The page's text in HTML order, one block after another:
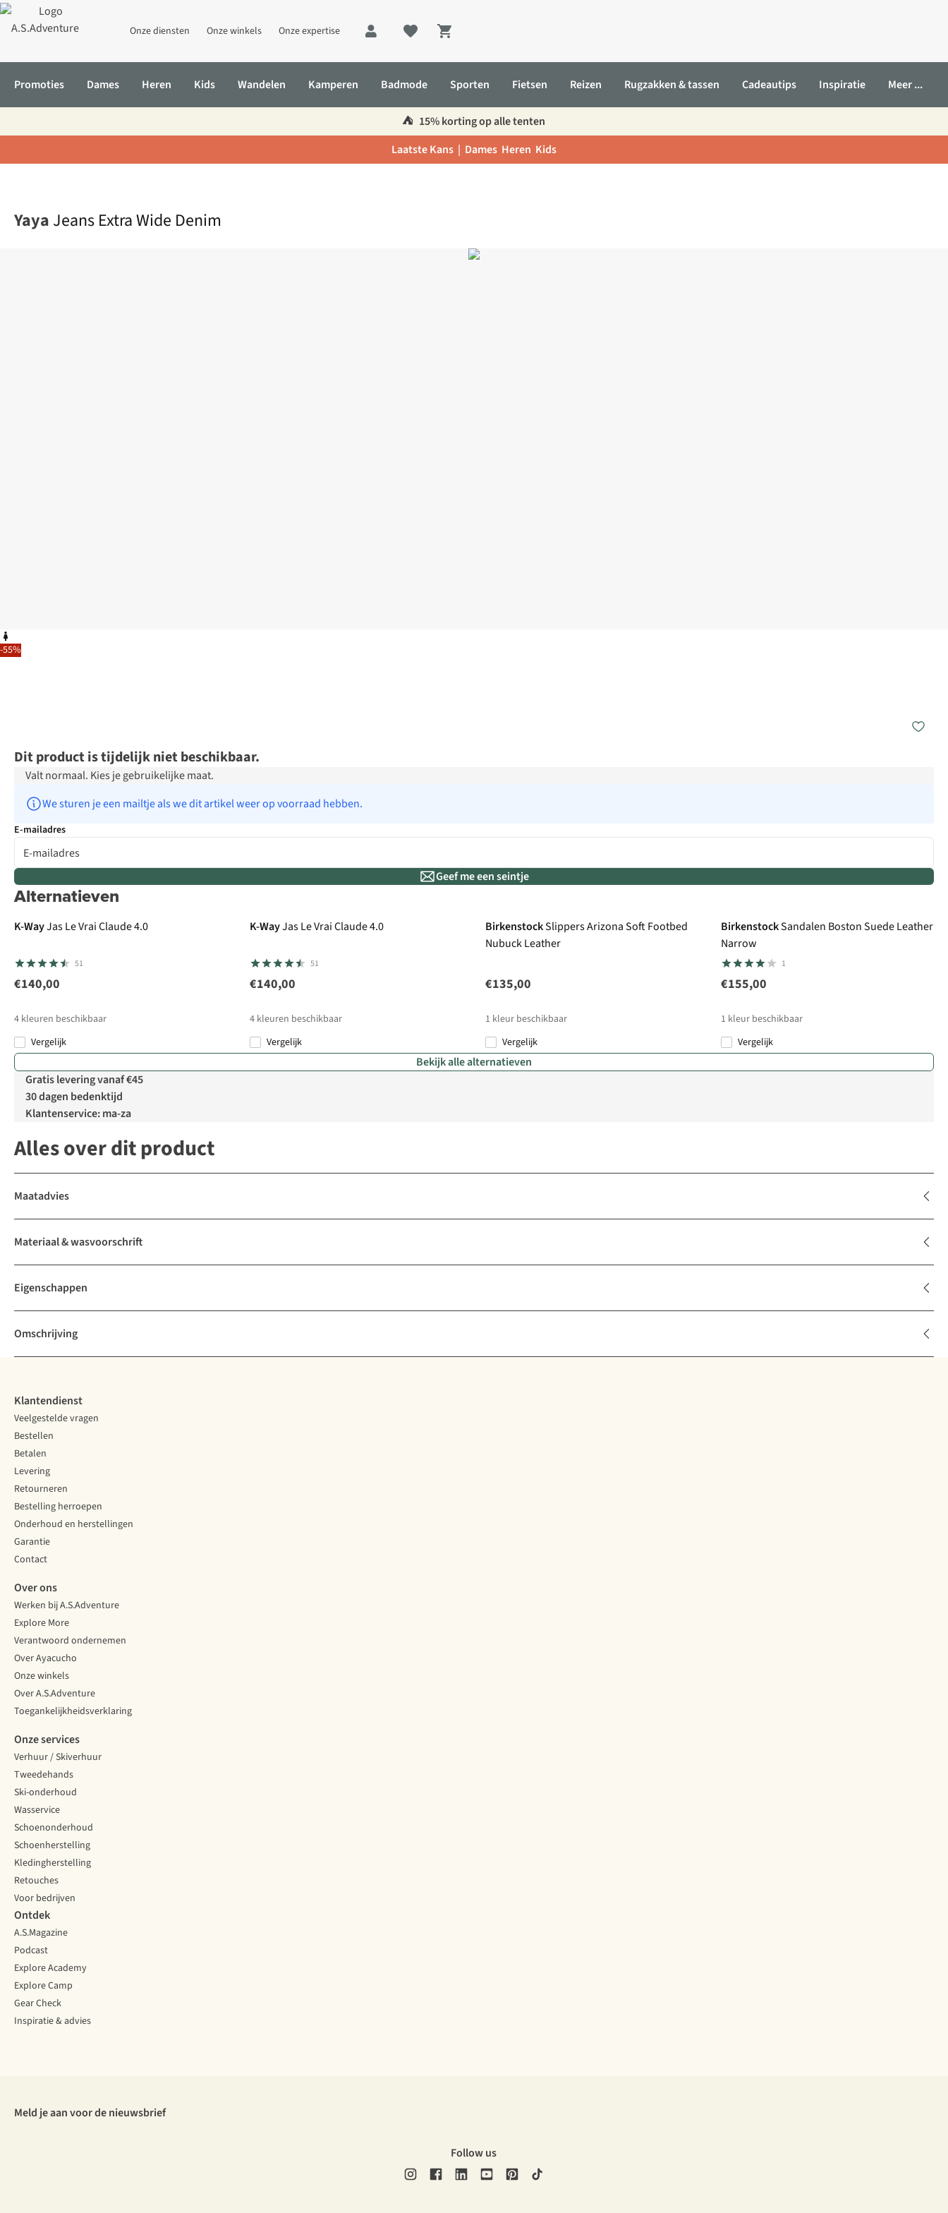
Onze diensten Onze winkels Onze expertise
Shopping cart
Promoties Dames Heren Kids Wandelen Kamperen Badmode Sporten Fietsen Reizen Rugzakken & tassen Cadeautips Inspiratie Meer ...
⛺️ 15% korting op alle tenten
Laatste Kans | Dames Heren Kids
-55%
Yaya Jeans Extra Wide Denim
Dit product is tijdelijk niet beschikbaar.
Valt normaal. Kies je gebruikelijke maat.
We sturen je een mailtje als we dit artikel weer op voorraad hebben.
E-mailadres
Geef me een seintje
Alternatieven
K-WayJas Le Vrai Claude 4.0
51
€140,00
4 kleuren beschikbaar
Vergelijk
K-WayJas Le Vrai Claude 4.0
51
€140,00
4 kleuren beschikbaar
Vergelijk
BirkenstockSlippers Arizona Soft Footbed
Nubuck Leather
€135,00
1 kleur beschikbaar
Vergelijk
BirkenstockSandalen Boston Suede Leather
Narrow
1
€155,00
1 kleur beschikbaar
Vergelijk
Bekijk alle alternatieven
Gratis levering vanaf €45
30 dagen bedenktijd
Klantenservice: ma-za
Alles over dit product
Maatadvies
Materiaal & wasvoorschrift
Eigenschappen
Omschrijving
Klantendienst
Veelgestelde vragen
Bestellen
Betalen
Levering
Retourneren
Bestelling herroepen
Onderhoud en herstellingen
Garantie
Contact
Over ons
Werken bij A.S.Adventure
Explore More
Verantwoord ondernemen
Over Ayacucho
Onze winkels
Over A.S.Adventure
Toegankelijkheidsverklaring
Onze services
Verhuur / Skiverhuur
Tweedehands
Ski-onderhoud
Wasservice
Schoenonderhoud
Schoenherstelling
Kledingherstelling
Retouches
Voor bedrijven
Ontdek
A.S.Magazine
Podcast
Explore Academy
Explore Camp
Gear Check
Inspiratie & advies
Meld je aan voor de nieuwsbrief
Follow us